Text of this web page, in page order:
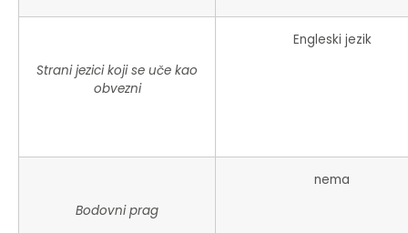
Strani jezici koji se uče kao
obvezni
Engleski jezik
Bodovni prag
nema